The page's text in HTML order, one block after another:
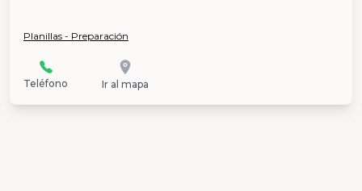
Planillas - Preparación
Teléfono Ir al mapa